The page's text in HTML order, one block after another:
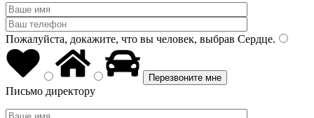
Пожалуйста, докажите, что вы человек, выбрав Сердце.
Письмо директору